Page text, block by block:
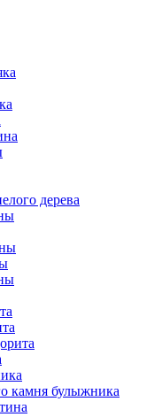
дерева
камня булыжника